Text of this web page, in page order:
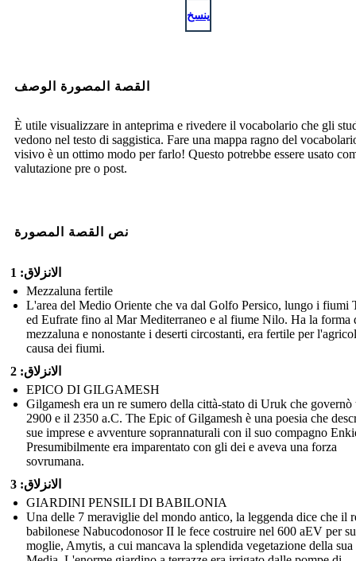
ينسخ
القصة المصورة الوصف
È utile visualizzare in anteprima e rivedere il vocabolario che gli
vedono nel testo di saggistica. Fare una mappa ragno del
visivo è un ottimo modo per farlo! Questo potrebbe essere usato
valutazione pre o post.
نص القصة المصورة
الانزلاق: 1
Mezzaluna fertile
L'area del Medio Oriente che va dal Golfo Persico, lungo i fiumi
ed Eufrate fino al Mar Mediterraneo e al fiume Nilo. Ha la forma
mezzaluna e nonostante i deserti circostanti, era fertile per
causa dei fiumi.
الانزلاق: 2
EPICO DI GILGAMESH
Gilgamesh era un re sumero della città-stato di Uruk che governò
2900 e il 2350 a.C. The Epic of Gilgamesh è una poesia che
sue imprese e avventure soprannaturali con il suo compagno
Presumibilmente era imparentato con gli dei e aveva una forza
sovrumana.
الانزلاق: 3
GIARDINI PENSILI DI BABILONIA
Una delle 7 meraviglie del mondo antico, la leggenda dice che il
babilonese Nabucodonosor II le fece costruire nel 600 aEV per
moglie, Amytis, a cui mancava la splendida vegetazione della sua